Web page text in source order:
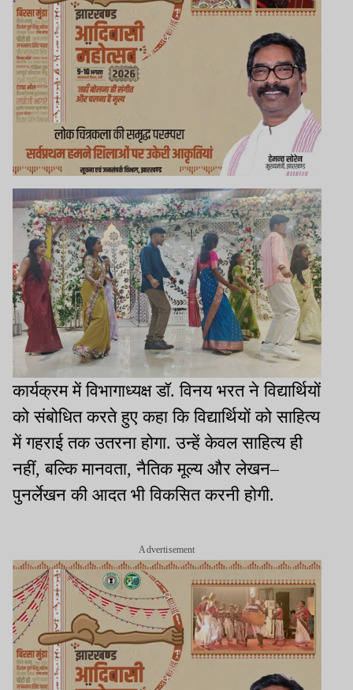
कार्यक्रम में विभागाध्यक्ष डॉ. विनय भरत ने विद्यार्थियों
को संबोधित करते हुए कहा कि विद्यार्थियों को साहित्य
में गहराई तक उतरना होगा. उन्हें केवल साहित्य ही
नहीं, बल्कि मानवता, नैतिक मूल्य और लेखन–
पुनर्लेखन की आदत भी विकसित करनी होगी.
Advertisement